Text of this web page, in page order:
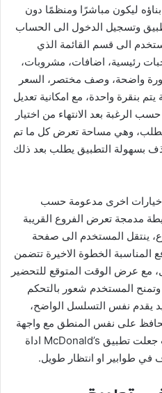
ليكون مباشرًا ومنظمًا دون
وتسجيل الدخول الى الحساب
الى قسم القائمة الذي
رئيسية، اضافات، مشروبات،
واضحة، وصف مختصر، السعر
بنقرة واحدة، مع امكانية تعديل
الرغبة بعد الانتهاء من اختيار
الطلب، وهي مساحة تعرض كل ما تم
بسهولة التطبيق يطلب بعد ذلك
خيارات اخرى مدعومة حسب
مدمجة تعرض الفروع القريبة
ينتقل المستخدم الى صفحة
المناسبة الخطوة الاخيرة تتضمن
مع عرض الوقت المتوقع للتحضير
وتمنح المستخدم شعور بالتحكم
يقدم نفس التسلسل الواضح،
يحافظ على نفس المنطق مع واجهة
متوافقة مع النظام هذه الخطوات جعلت تطبيق McDonald’s اداة
في طوابير او انتظار طويل.